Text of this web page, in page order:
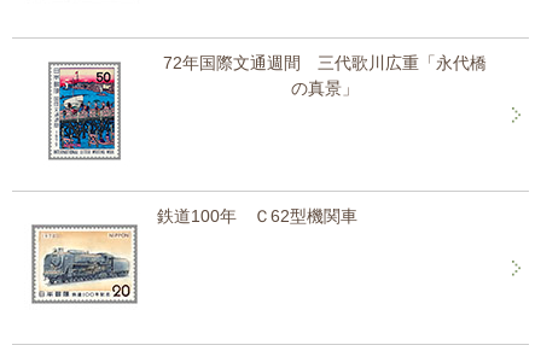
72年国際文通週間 三代歌川広重「永代橋
の真景」
鉄道100年 Ｃ62型機関車